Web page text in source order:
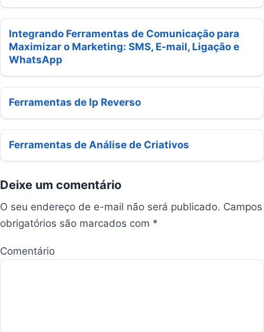
Integrando Ferramentas de Comunicação para
Maximizar o Marketing: SMS, E-mail, Ligação e
WhatsApp
Ferramentas de Ip Reverso
Ferramentas de Análise de Criativos
Deixe um comentário
O seu endereço de e-mail não será publicado. Campos
obrigatórios são marcados com *
Comentário